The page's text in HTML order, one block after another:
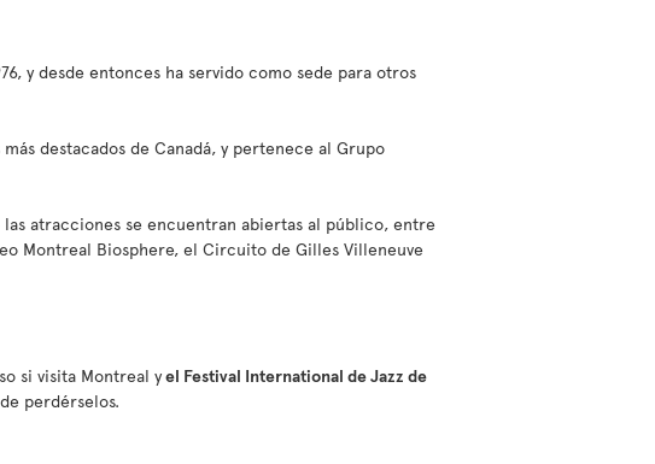
y desde entonces ha servido como sede para otros
destacados de Canadá, y pertenece al Grupo
atracciones se encuentran abiertas al público, entre
Montreal Biosphere, el Circuito de Gilles Villeneuve
si visita Montreal yel Festival International de Jazz de
perdérselos.